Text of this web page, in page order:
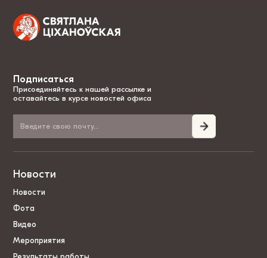
Подписаться
Присоединяйтесь к нашей рассылке и
оставайтесь в курсе новостей офиса
Новости
Новости
Фота
Видео
Мероприятия